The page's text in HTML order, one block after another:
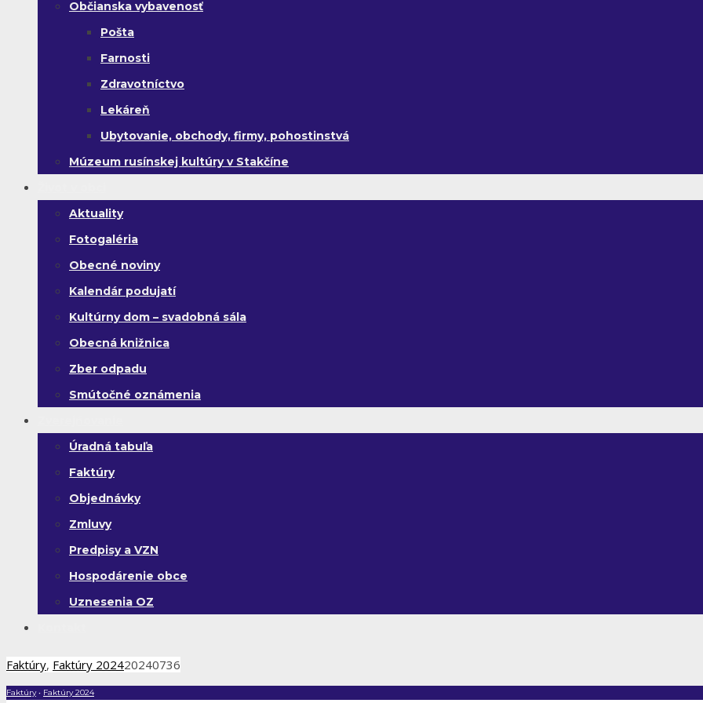
Občianska vybavenosť
Pošta
Farnosti
Zdravotníctvo
Lekáreň
Ubytovanie, obchody, firmy, pohostinstvá
Múzeum rusínskej kultúry v Stakčíne
Aktuality
Fotogaléria
Obecné noviny
Kalendár podujatí
Kultúrny dom – svadobná sála
Obecná knižnica
Zber odpadu
Smútočné oznámenia
Úradná tabuľa
Faktúry
Objednávky
Zmluvy
Predpisy a VZN
Hospodárenie obce
Uznesenia OZ
Faktúry, Faktúry 202420240736
Faktúry• Faktúry 2024